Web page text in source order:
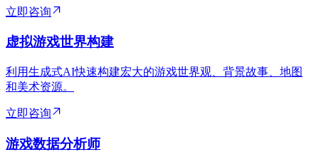
立即咨询
虚拟游戏世界构建
利用生成式AI快速构建宏大的游戏世界观、背景故事、地图
和美术资源。
立即咨询
游戏数据分析师